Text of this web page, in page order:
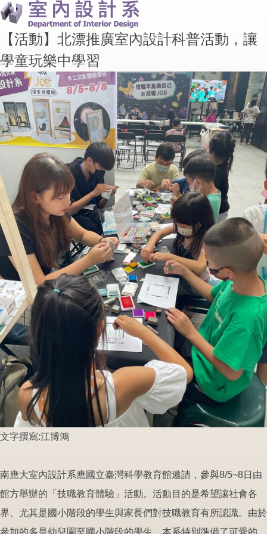
【活動】北漂推廣室內設計科普活動，讓
學童玩樂中學習
文字撰寫:江博鴻
南應大室內設計系應國立臺灣科學教育館邀請，參與8/5~8日由
館方舉辦的「技職教育體驗」活動。活動目的是希望讓社會各
界、尤其是國小階段的學生與家長們對技職教育有所認識。由於